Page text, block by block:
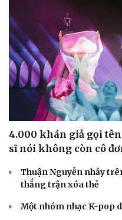
Văn hóa
Sân khấu - Điện ảnh
Âm nhạc
Di sản
4.000 khán giả gọi
sĩ nói không còn cô
Thuận Nguyễn nhảy
thắng trận xóa thẻ
Một nhóm nhạc K-pop